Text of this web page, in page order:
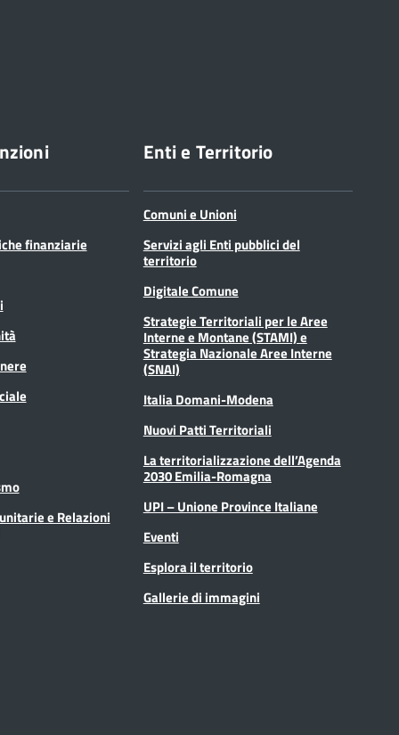
finanziarie
e Relazioni
Enti e Territorio
Comuni e Unioni
Servizi agli Enti pubblici del
territorio
Digitale Comune
Strategie Territoriali per le Aree
Interne e Montane (STAMI) e
Strategia Nazionale Aree Interne
(SNAI)
Italia Domani-Modena
Nuovi Patti Territoriali
La territorializzazione dell’Agenda
2030 Emilia-Romagna
UPI – Unione Province Italiane
Eventi
Esplora il territorio
Gallerie di immagini